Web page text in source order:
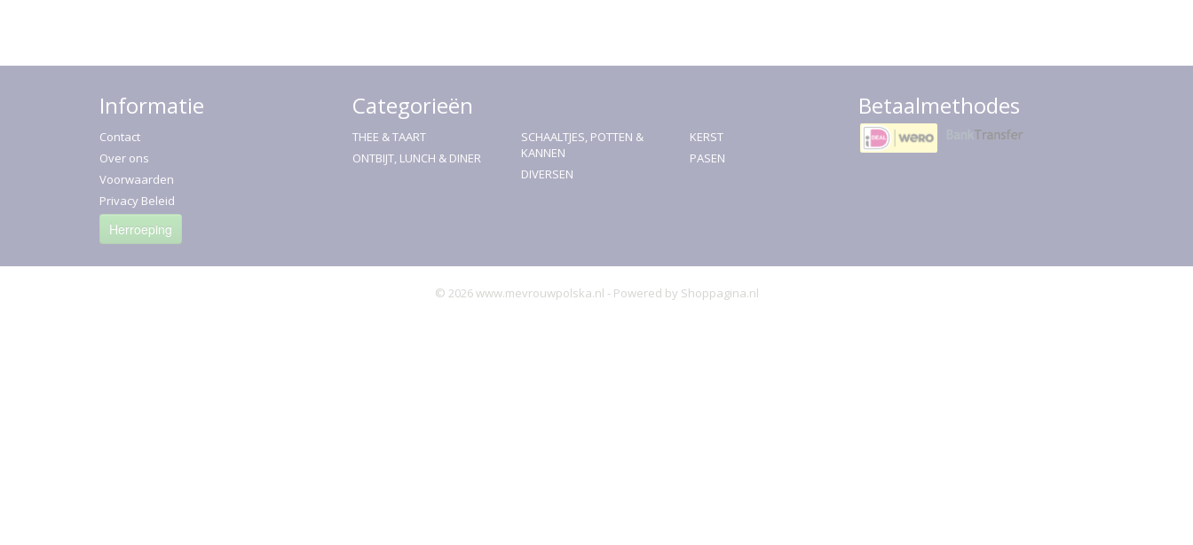
Informatie
Contact
Over ons
Voorwaarden
Privacy Beleid
Herroeping
Categorieën
THEE & TAART
ONTBIJT, LUNCH & DINER
SCHAALTJES, POTTEN &
KANNEN
DIVERSEN
KERST
PASEN
Betaalmethodes
© 2026 www.mevrouwpolska.nl - Powered by Shoppagina.nl